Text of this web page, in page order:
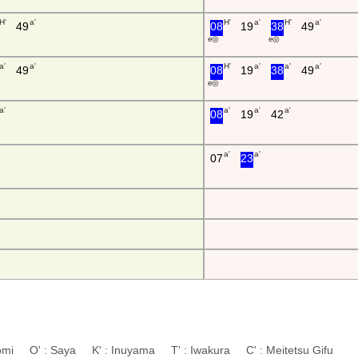
H' 49a' 08H'
e ◎
19a' 38H'
e ◎
49a'
a' 49a' 08H'
e ◎
19a' 38a' 49a'
a' 08a' 19a' 42 a'
07a' 23a'
O' : Saya K' : Inuyama T' : Iwakura C' : Meitetsu Gifu